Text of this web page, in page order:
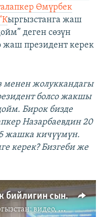
Өмүрбек
ыргызстанга жаш
деген сөзүн
жаш президент керек
менен жолуккандагы
болсо жакшы
Бирок бизде
Назарбаевдин 20
жашка кичүүмүн.
керек? Бизгеби же
Президент Атамбаев казак бийлигин сындады
фото, кабарлар